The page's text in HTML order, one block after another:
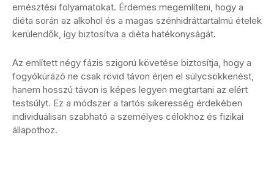
emésztési folyamatokat. Érdemes megemlíteni, hogy a
diéta során az alkohol és a magas szénhidráttartalmú ételek
kerülendők, így biztosítva a diéta hatékonyságát.
Az említett négy fázis szigorú követése biztosítja, hogy a
fogyókúrázó ne csak rövid távon érjen el súlycsökkenést,
hanem hosszú távon is képes legyen megtartani az elért
testsúlyt. Ez a módszer a tartós sikeresség érdekében
individuálisan szabható a személyes célokhoz és fizikai
állapothoz.